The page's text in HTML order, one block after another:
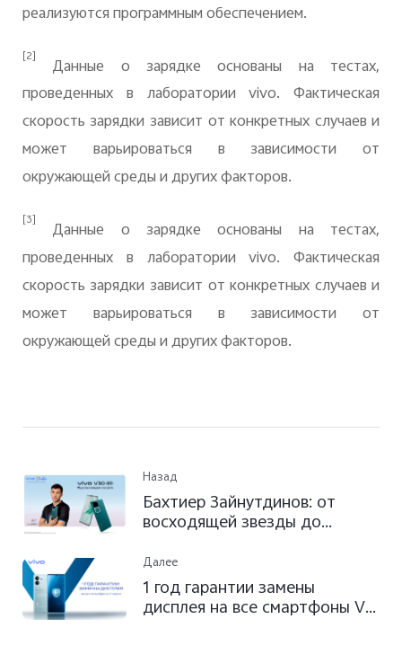
реализуются программным обеспечением.
[2] Данные о зарядке основаны на тестах,
проведенных в лаборатории vivo. Фактическая
скорость зарядки зависит от конкретных случаев и
может варьироваться в зависимости от
окружающей среды и других факторов.
[3] Данные о зарядке основаны на тестах,
проведенных в лаборатории vivo. Фактическая
скорость зарядки зависит от конкретных случаев и
может варьироваться в зависимости от
окружающей среды и других факторов.
Назад
Бахтиер Зайнутдинов: от
восходящей звезды до
Далее
1 год гарантии замены
дисплея на все смартфоны V-